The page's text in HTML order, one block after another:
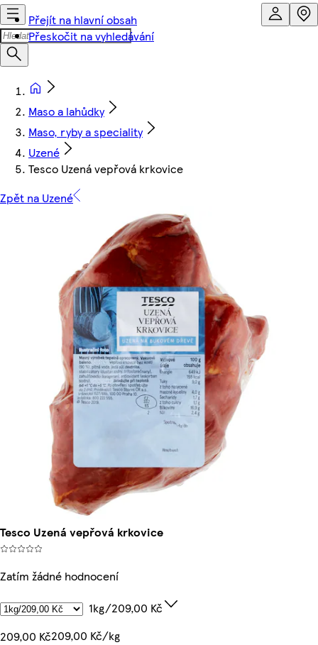
Přejít na hlavní obsah
Přeskočit na vyhledávání
Maso a lahůdky
Maso, ryby a speciality
Uzené
Tesco Uzená vepřová krkovice
Zpět na Uzené
Tesco Uzená vepřová krkovice
Zatím žádné hodnocení
1kg/209,00 Kč
209,00 Kč209,00 Kč/kg